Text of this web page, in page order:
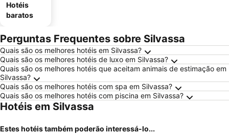
Hotéis
baratos
Perguntas Frequentes sobre Silvassa
Quais são os melhores hotéis em Silvassa?
Quais são os melhores hotéis de luxo em Silvassa?
Quais são os melhores hotéis que aceitam animais de estimação em
Silvassa?
Quais são os melhores hotéis com spa em Silvassa?
Quais são os melhores hotéis com piscina em Silvassa?
Hotéis em Silvassa
Estes hotéis também poderão interessá-lo...